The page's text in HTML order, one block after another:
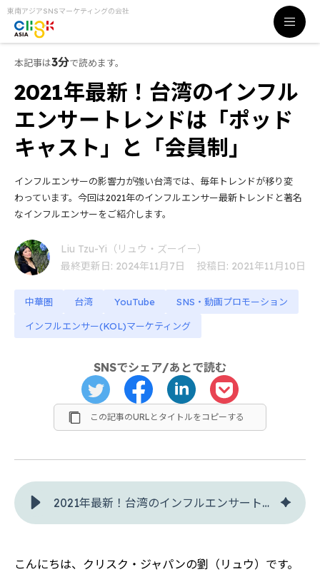
東南アジアSNSマーケティングの会社
本記事は3分で読めます。
2021年最新！台湾のインフル
エンサートレンドは「ポッド
キャスト」と「会員制」
インフルエンサーの影響力が強い台湾では、毎年トレンドが移り変
わっています。今回は2021年のインフルエンサー最新トレンドと著名
なインフルエンサーをご紹介します。
Liu Tzu-Yi（リュウ・ズーイー）
最終更新日: 2024年11月7日
投稿日: 2021年11月10日
中華圏 台湾 YouTube SNS・動画プロモーション
インフルエンサー(KOL)マーケティング
SNSでシェア/あとで読む
この記事のURLとタイトルをコピーする
2021年最新！台湾のインフルエンサートレンドは「ポッドキャスト」と「会員制」 - クリスク
こんにちは、クリスク・ジャパンの劉（リュウ）です。